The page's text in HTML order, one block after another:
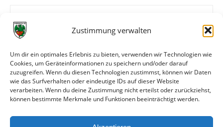
Zustimmung verwalten
Um dir ein optimales Erlebnis zu bieten, verwenden wir Technologien wie
Cookies, um Geräteinformationen zu speichern und/oder darauf
zuzugreifen. Wenn du diesen Technologien zustimmst, können wir Daten
wie das Surfverhalten oder eindeutige IDs auf dieser Website
verarbeiten. Wenn du deine Zustimmung nicht erteilst oder zurückziehst,
können bestimmte Merkmale und Funktionen beeinträchtigt werden.
1:4
Wormatia Worms
Oberliga Rheinland-Pfalz/Saar
01.08.2026 14:00 Uhr
Spielinfo